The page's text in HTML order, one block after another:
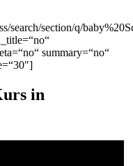
search/section/q/
summary=“no“
in